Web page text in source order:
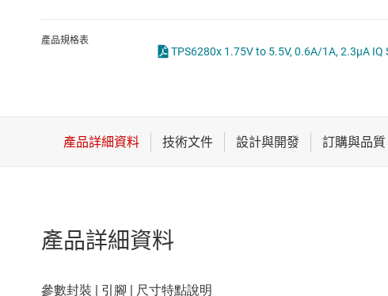
時鐘與計時 馬達
產品規格表
產品詳細資料